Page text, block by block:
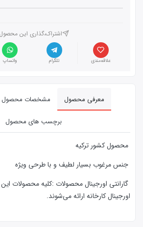
اشتراک،گذاری این
علاقه‌مندی تلگرام واتساپ
معرفی محصول مشخصات محصول
برچسب های محصول
محصول کشور ترکیه
جنس مرغوب بسیار لطیف و با طرحی ویژه
گارانتی اورجینال محصولات :كليه محصولات
اورجینال کارخانه ارائه‌‌ می‌شوند.